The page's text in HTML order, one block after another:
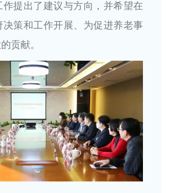
作提出了建议与方向，并希望在
策和工作开展、为促进养老事
贡献。